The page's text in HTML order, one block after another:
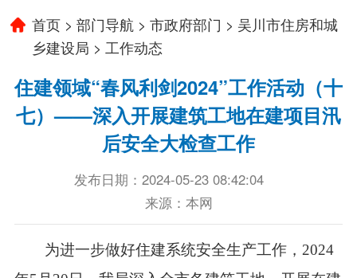
首页 >部门导航 >市政府部门 > 吴川市住房和城
乡建设局 > 工作动态
住建领域“春风利剑2024”工作活动（十
七）——深入开展建筑工地在建项目汛
后安全大检查工作
发布日期：2024-05-23 08:42:04
来源：本网
为进一步做好住建系统安全生产工作，2024